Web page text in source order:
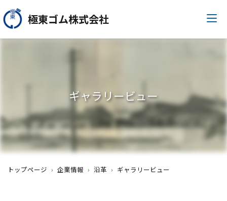
極東ゴム株式会社
ギャラリービュー
トップページ › 企業情報 › 沿革 › ギャラリービュー